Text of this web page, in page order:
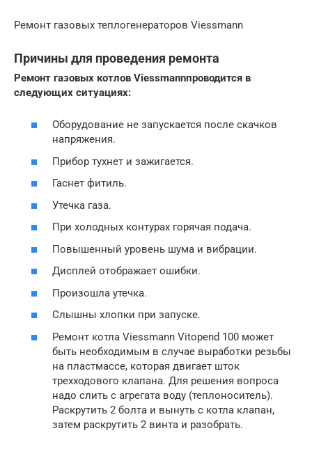
Ремонт газовых теплогенераторов Viessmann
Причины для проведения ремонта
Ремонт газовых котлов Viessmannпроводится в
следующих ситуациях:
Оборудование не запускается после скачков
напряжения.
Прибор тухнет и зажигается.
Гаснет фитиль.
Утечка газа.
При холодных контурах горячая подача.
Повышенный уровень шума и вибрации.
Дисплей отображает ошибки.
Произошла утечка.
Слышны хлопки при запуске.
Ремонт котла Viessmann Vitopend 100 может
быть необходимым в случае выработки резьбы
на пластмассе, которая двигает шток
трехходового клапана. Для решения вопроса
надо слить с агрегата воду (теплоноситель).
Раскрутить 2 болта и вынуть с котла клапан,
затем раскрутить 2 винта и разобрать.